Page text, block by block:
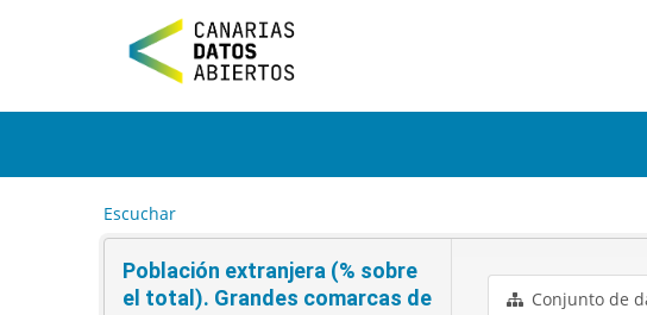
t
Escuchar
Población extranjera (% sobre
el total). Grandes comarcas de
Conjunto de